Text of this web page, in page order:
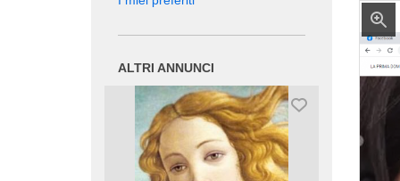
ALTRI ANNUNCI